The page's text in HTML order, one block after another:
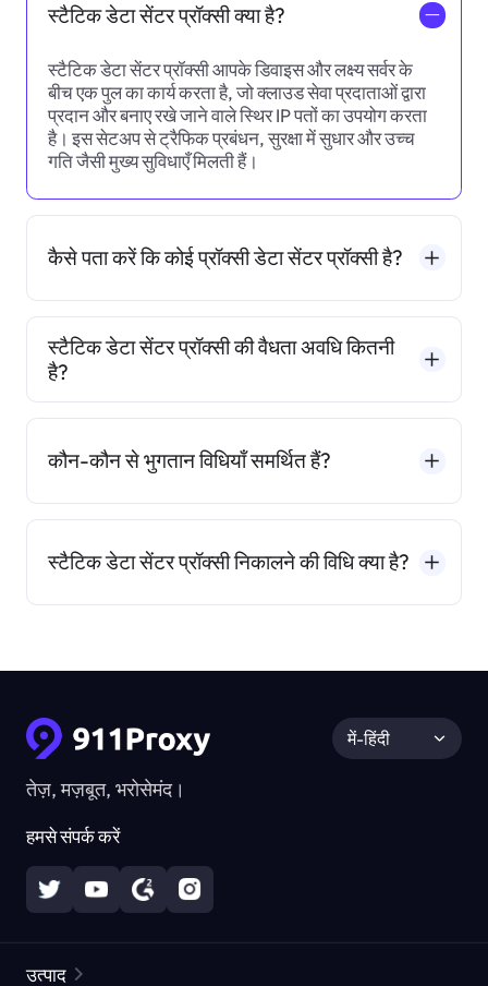
स्टैटिक डेटा सेंटर प्रॉक्सी क्या है? 一
स्टैटिक डेटा सेंटर प्रॉक्सी आपके डिवाइस और लक्ष्य सर्वर के
बीच एक पुल का कार्य करता है, जो क्लाउड सेवा प्रदाताओं द्वारा
प्रदान और बनाए रखे जाने वाले स्थिर IP पतों का उपयोग करता
है। इस सेटअप से ट्रैफिक प्रबंधन, सुरक्षा में सुधार और उच्च
गति जैसी मुख्य सुविधाएँ मिलती हैं।
कैसे पता करें कि कोई प्रॉक्सी डेटा सेंटर प्रॉक्सी है?
स्टैटिक डेटा सेंटर प्रॉक्सी की वैधता अवधि कितनी
है?
कौन-कौन से भुगतान विधियाँ समर्थित हैं?
स्टैटिक डेटा सेंटर प्रॉक्सी निकालने की विधि क्या है?
तेज़, मज़बूत, भरोसेमंद।
हमसे संपर्क करें
में-हिंदी
उत्पाद